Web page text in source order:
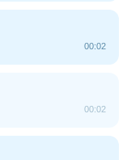
00:02
00:02